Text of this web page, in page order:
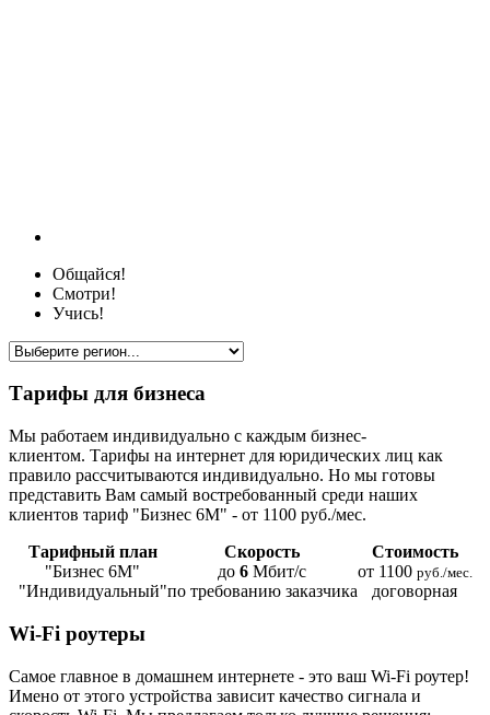
Общайся!
Смотри!
Учись!
Тарифы для бизнеса
Мы работаем индивидуально с каждым бизнес-
клиентом. Тарифы на интернет для юридических лиц как
правило рассчитываются индивидуально. Но мы готовы
представить Вам самый востребованный среди наших
клиентов тариф "Бизнес 6М" - от 1100 руб./мес.
Тарифный план
Скорость
Стоимость
"Бизнес 6М"
до 6 Мбит/с от 1100 руб./мес.
"Индивидуальный"по требованию заказчика договорная
Wi-Fi роутеры
Самое главное в домашнем интернете - это ваш Wi-Fi роутер!
Имено от этого устройства зависит качество сигнала и